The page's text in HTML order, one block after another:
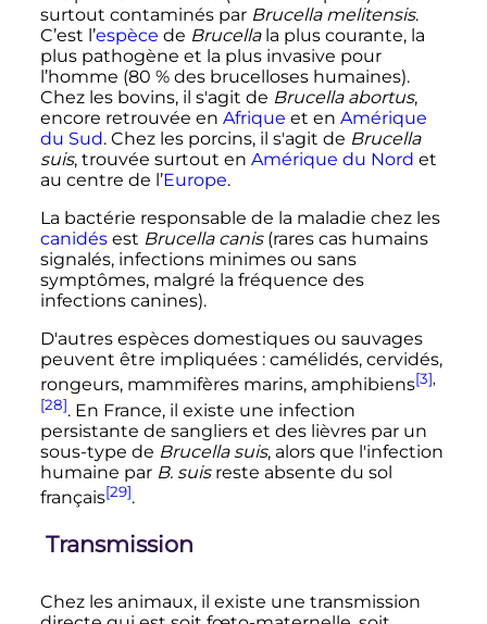
surtout contaminés par Brucella melitensis.
C’est l’espèce de Brucellala plus courante, la
plus pathogène et la plus invasive pour
l’homme (80 % des brucelloses humaines).
Chez les bovins, il s'agit de Brucella abortus,
encore retrouvée en Afrique et en Amérique
du Sud. Chez les porcins, il s'agit de Brucella
suis, trouvée surtout en Amérique du Nord et
au centre de l’Europe.
La bactérie responsable de la maladie chez les
canidésest Brucella canis(rares cas humains
signalés, infections minimes ou sans
symptômes, malgré la fréquence des
infections canines).
D'autres espèces domestiques ou sauvages
peuvent être impliquées : camélidés, cervidés,
rongeurs, mammifères marins, amphibiens[3],
[28]. En France, il existe une infection
persistante de sangliers et des lièvres par un
sous-type de Brucella suis, alors que l'infection
humaine par B. suisreste absente du sol
français[29].
Transmission
Chez les animaux, il existe une transmission